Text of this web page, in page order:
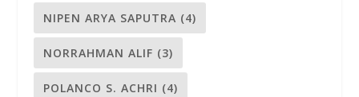
NIPEN ARYA SAPUTRA (4)
NORRAHMAN ALIF (3)
POLANCO S. ACHRI (4)